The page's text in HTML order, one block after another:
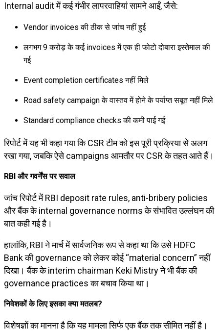
Internal audit में कई गंभीर लापरवाहियां सामने आईं, जैसे:
Vendor invoices की ठीक से जांच नहीं हुई
लगभग ₹9 करोड़ के कई invoices में एक ही फोटो दोबारा इस्तेमाल की
गई
Event completion certificates नहीं मिले
Road safety campaign के वास्तव में होने के पर्याप्त सबूत नहीं मिले
Standard compliance checks की कमी पाई गई
रिपोर्ट में यह भी कहा गया कि CSR टीम को इस पूरी प्रक्रिया से अलग
रखा गया, जबकि ऐसे campaigns आमतौर पर CSR के तहत आते हैं।
RBI और गवर्नेंस पर सवाल
जांच रिपोर्ट में RBI deposit rate rules, anti-bribery policies
और बैंक के internal governance norms के संभावित उल्लंघन की
बात कही गई है।
हालांकि, RBI ने मार्च में सार्वजनिक रूप से कहा था कि उसे HDFC
Bank की governance को लेकर कोई “material concern” नहीं
दिखा। बैंक के interim chairman Keki Mistryने भी बैंक की
governance practices का बचाव किया था।
निवेशकों के लिए इसका क्या मतलब?
विशेषज्ञों का मानना है कि यह मामला सिर्फ एक बैंक तक सीमित नहीं है।